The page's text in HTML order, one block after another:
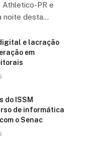
Athletico-PR e
noite desta…
e lacração
em
do ISSM
de informática
o Senac